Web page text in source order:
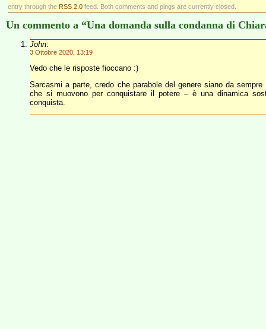
entry through the RSS 2.0 feed. Both comments and pings are currently closed.
Un commento a “Una domanda sulla condanna di
John:
3 Ottobre 2020, 13:19
Vedo che le risposte fioccano :)
Sarcasmi a parte, credo che parabole del genere siano da
che si muovono per conquistare il potere – è una dinamica
conquista.